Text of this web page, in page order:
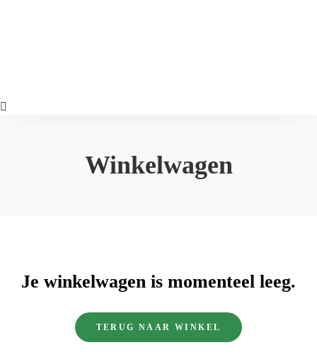
Winkelwagen
Je winkelwagen is momenteel leeg.
TERUG NAAR WINKEL